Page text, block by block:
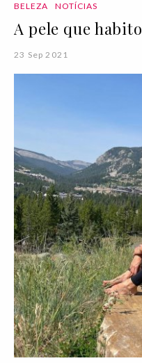
BELEZA NOTÍCIAS
A pele que habito
23 Sep 2021